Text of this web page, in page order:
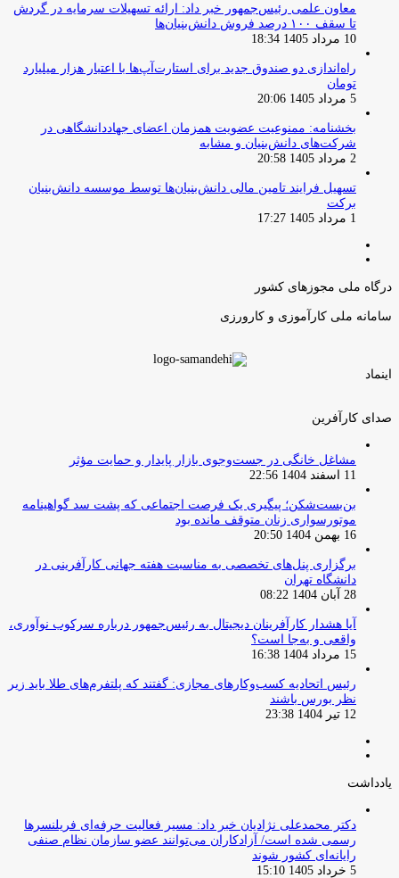
معاون علمی رئیس‌جمهور خبر داد: ارائه تسهیلات سرمایه در گردش
تا سقف ۱۰۰ درصد فروش دانش‌بنیان‌ها
10 مرداد 1405 18:34
راه‌اندازی دو صندوق جدید برای استارت‌آپ‌ها با اعتبار هزار میلیارد
تومان
5 مرداد 1405 20:06
بخشنامه: ممنوعیت عضویت همزمان اعضای جهاددانشگاهی در
شرکت‌های دانش‌بنیان و مشابه
2 مرداد 1405 20:58
تسهیل فرایند تامین مالی دانش‌بنیان‌ها توسط موسسه دانش‌بنیان
برکت
1 مرداد 1405 17:27
درگاه ملی مجوزهای کشور
سامانه ملی کارآموزی و کارورزی
اینماد
صدای کارآفرین
مشاغل خانگی در جست‌وجوی بازار پایدار و حمایت مؤثر
11 اسفند 1404 22:56
بن‌بست‌شکن؛ پیگیری یک فرصت اجتماعی که پشت سد گواهینامه
موتورسواری زنان متوقف مانده بود
16 بهمن 1404 20:50
برگزاری پنل‌های تخصصی به مناسبت هفته جهانی کارآفرینی در
دانشگاه تهران
28 آبان 1404 08:22
آیا هشدار کارآفرینان دیجیتال به رئیس‌جمهور درباره سرکوب نوآوری،
واقعی و به‌جا است؟
15 مرداد 1404 16:38
‏رئیس اتحادیه کسب‌وکارهای مجازی: گفتند که پلتفرم‌های طلا باید زیر
نظر بورس باشند
12 تیر 1404 23:38
یادداشت
دکتر محمدعلی نژادیان خبر داد: مسیر فعالیت حرفه‌ای فریلنسرها
رسمی شده است/ آزادکاران می‌توانند عضو سازمان نظام صنفی
رایانه‌ای کشور شوند
5 خرداد 1405 15:10